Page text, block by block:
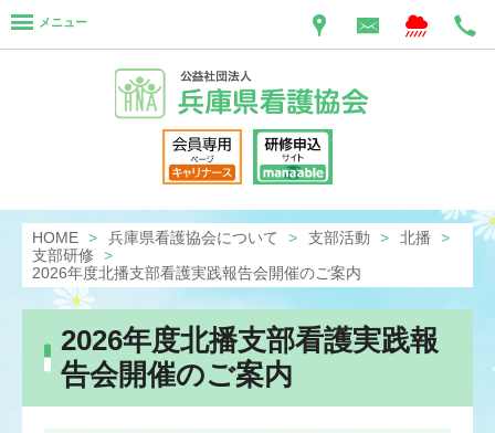
メニュー
HOME 兵庫県看護協会について 支部活動
北播
支部研修
2026年度北播支部看護実践報告会開催のご案内
2026年度北播支部看護実践報
告会開催のご案内